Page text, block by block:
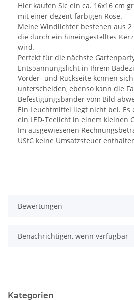
Hier kaufen Sie ein ca. 16x16 cm
mit einer dezent farbigen Rose.
Meine Windlichter bestehen aus 2
die durch ein hineingestelltes
wird.
Perfekt für die nächste
Entspannungslicht in Ihrem
Vorder- und Rückseite können
unterscheiden, ebenso kann die
Befestigungsbänder vom Bild
Ein Leuchtmittel liegt nicht bei. Es
ein LED-Teelicht in einem kleinen
Im ausgewiesenen
UStG keine Umsatzsteuer
Bewertungen
Benachrichtigen, wenn verfügbar
Kategorien